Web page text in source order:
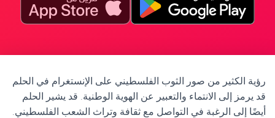
رؤية الكثير من صور الثوب الفلسطيني على الإنستغرام في الحلم
قد يرمز إلى الانتماء والتعبير عن الهوية الوطنية. قد يشير الحلم
أيضًا إلى الرغبة في التواصل مع ثقافة وتراث الشعب الفلسطيني.